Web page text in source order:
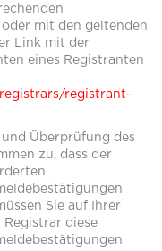
mit den geltenden
Link mit der
eines Registranten
registrant-
Überprüfung des
zu, dass der
Sie auf Ihrer
Registrar diese